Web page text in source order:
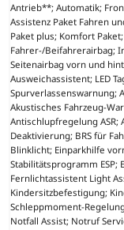
Antrieb**; Automatik;
Assistenz Paket Fahren
Paket plus; Komfort
Fahrer-/Beifahrerairbag;
Seitenairbag vorn und
Ausweichassistent; LED
Spurverlassenswarnung;
Akustisches Fahrzeug-
Antischlupfregelung
Deaktivierung; BRS für
Blinklicht; Einparkhilfe
Stabilitätsprogramm
Fernlichtassistent Light
Kindersitzbefestigung;
Schleppmoment-
Notfall Assist; Notruf